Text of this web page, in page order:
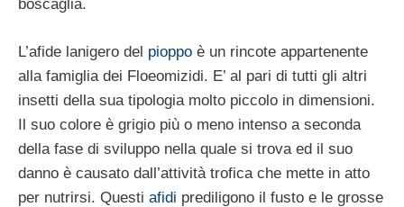
boscaglia.
L’afide lanigero del pioppo è un rincote appartenente
alla famiglia dei Floeomizidi. E’ al pari di tutti gli altri
insetti della sua tipologia molto piccolo in dimensioni.
Il suo colore è grigio più o meno intenso a seconda
della fase di sviluppo nella quale si trova ed il suo
danno è causato dall’attività trofica che mette in atto
per nutrirsi. Questi afidi prediligono il fusto e le grosse